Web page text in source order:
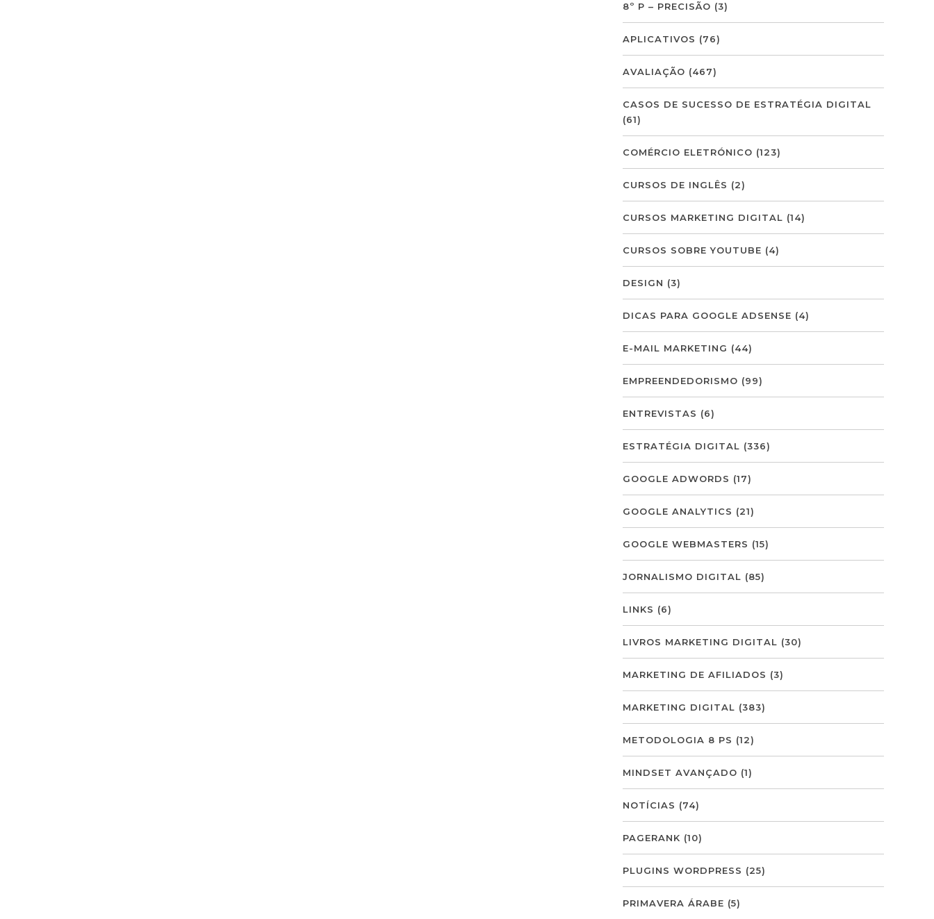
8º P – PRECISÃO (3)
APLICATIVOS (76)
AVALIAÇÃO (467)
CASOS DE SUCESSO DE ESTRATÉGIA DIGITAL
(61)
COMÉRCIO ELETRÓNICO (123)
CURSOS DE INGLÊS (2)
CURSOS MARKETING DIGITAL (14)
CURSOS SOBRE YOUTUBE (4)
DESIGN (3)
DICAS PARA GOOGLE ADSENSE (4)
E-MAIL MARKETING (44)
EMPREENDEDORISMO (99)
ENTREVISTAS (6)
ESTRATÉGIA DIGITAL (336)
GOOGLE ADWORDS (17)
GOOGLE ANALYTICS (21)
GOOGLE WEBMASTERS (15)
JORNALISMO DIGITAL (85)
LINKS (6)
LIVROS MARKETING DIGITAL (30)
MARKETING DE AFILIADOS (3)
MARKETING DIGITAL (383)
METODOLOGIA 8 PS (12)
MINDSET AVANÇADO (1)
NOTÍCIAS (74)
PAGERANK (10)
PLUGINS WORDPRESS (25)
PRIMAVERA ÁRABE (5)